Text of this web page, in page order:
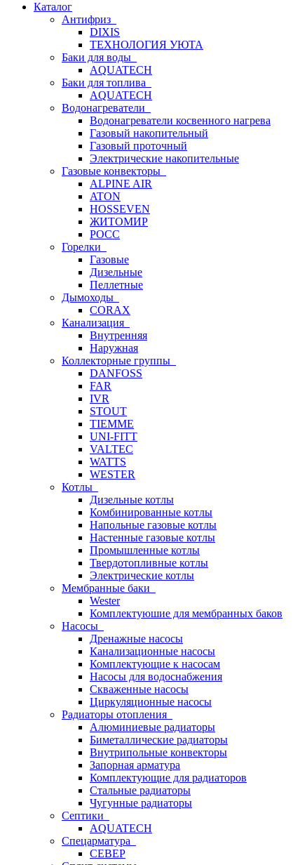
Каталог
Антифриз
DIXIS
ТЕХНОЛОГИЯ УЮТА
Баки для воды
AQUATECH
Баки для топлива
AQUATECH
Водонагреватели
Водонагреватели косвенного нагрева
Газовый накопительный
Газовый проточный
Электрические накопительные
Газовые конвекторы
ALPINE AIR
ATON
HOSSEVEN
ЖИТОМИР
РОСС
Горелки
Газовые
Дизельные
Пеллетные
Дымоходы
CORAX
Канализация
Внутренняя
Наружная
Коллекторные группы
DANFOSS
FAR
IVR
STOUT
TIEMME
UNI-FITT
VALTEC
WATTS
WESTER
Котлы
Дизельные котлы
Комбинированные котлы
Напольные газовые котлы
Настенные газовые котлы
Промышленные котлы
Твердотопливные котлы
Электрические котлы
Мембранные баки
Wester
Комплектуюшие для мембранных баков
Насосы
Дренажные насосы
Канализационные насосы
Комплектующие к насосам
Насосы для водоснабжения
Скваженные насосы
Циркуляционные насосы
Радиаторы отопления
Алюминиевые радиаторы
Биметаллические радиаторы
Внутрипольные конвекторы
Запорная арматура
Комплектующие для радиаторов
Стальные радиаторы
Чугунные радиаторы
Септики
AQUATECH
Спецарматура
СЕВЕР